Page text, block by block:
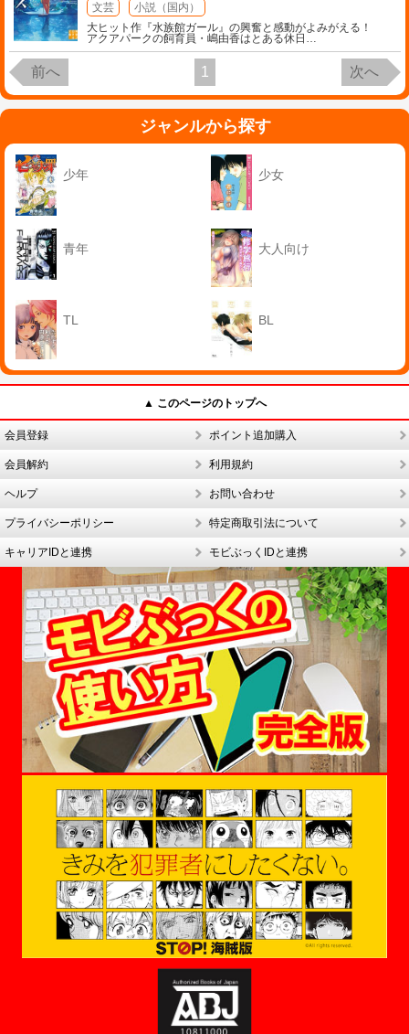
文芸
小説（国内）
大ヒット作『水族館ガール』の興奮と感動がよみがえる！
アクアパークの飼育員・嶋由香はとある休日 …
前へ 1 次へ
ジャンルから探す
少年 少女
青年 大人向け
TL BL
▲ このページのトップへ
会員登録 ポイント追加購入
会員解約 利用規約
ヘルプ お問い合わせ
プライバシーポリシー 特定商取引法について
キャリアIDと連携 モビぶっくIDと連携